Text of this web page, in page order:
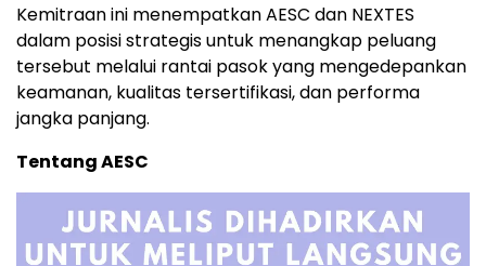
Kemitraan ini menempatkan AESC dan NEXTES
dalam posisi strategis untuk menangkap peluang
tersebut melalui rantai pasok yang mengedepankan
keamanan, kualitas tersertifikasi, dan performa
jangka panjang.
Tentang AESC